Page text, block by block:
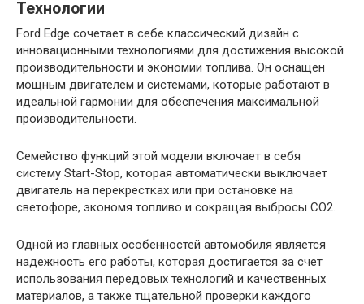
Технологии
Ford Edge сочетает в себе классический дизайн с
инновационными технологиями для достижения высокой
производительности и экономии топлива. Он оснащен
мощным двигателем и системами, которые работают в
идеальной гармонии для обеспечения максимальной
производительности.
Семейство функций этой модели включает в себя
систему Start-Stop, которая автоматически выключает
двигатель на перекрестках или при остановке на
светофоре, экономя топливо и сокращая выбросы CO2.
Одной из главных особенностей автомобиля является
надежность его работы, которая достигается за счет
использования передовых технологий и качественных
материалов, а также тщательной проверки каждого